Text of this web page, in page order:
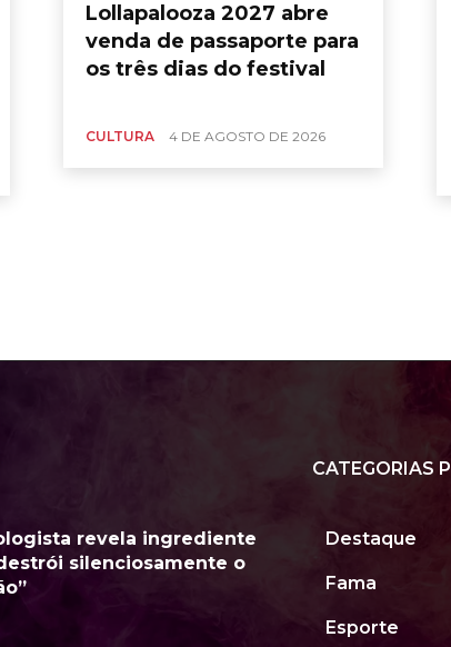
Lollapalooza 2027 abre
venda de passaporte para
os três dias do festival
CULTURA 4 DE AGOSTO DE 2026
revela ingrediente
silenciosamente o
CATEGORIAS
Destaque
Fama
Esporte